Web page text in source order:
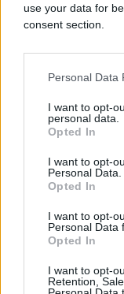
use your data for
consent section.
Personal Data
I want to opt-
personal data.
Opted In
I want to opt-
Personal Data.
Opted In
I want to opt-
Personal Data
Opted In
I want to opt-
Retention,
a na koncu i
konferenciji
zemalja regije i
Na konferenciji,
učestvuju i
(Albanija), Zoran
(Srbija), Duško
Haradinaj
Konferenciji
ekonomskih